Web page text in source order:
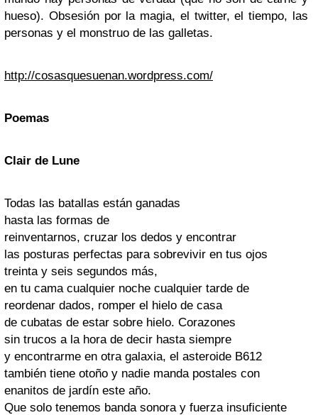
hueso). Obsesión por la magia, el twitter, el tiempo, las
personas y el monstruo de las galletas.
http://cosasquesuenan.wordpress.com/
Poemas
Clair de Lune
Todas las batallas están ganadas
hasta las formas de
reinventarnos, cruzar los dedos y encontrar
las posturas perfectas para sobrevivir en tus ojos
treinta y seis segundos más,
en tu cama cualquier noche cualquier tarde de
reordenar dados, romper el hielo de casa
de cubatas de estar sobre hielo. Corazones
sin trucos a la hora de decir hasta siempre
y encontrarme en otra galaxia, el asteroide B612
también tiene otoño y nadie manda postales con
enanitos de jardín este año.
Que solo tenemos banda sonora y fuerza insuficiente